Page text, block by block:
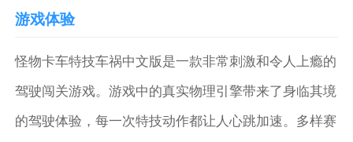
游戏体验
怪物卡车特技车祸中文版是一款非常刺激和令人上瘾的
驾驶闯关游戏。游戏中的真实物理引擎带来了身临其境
的驾驶体验，每一次特技动作都让人心跳加速。多样赛